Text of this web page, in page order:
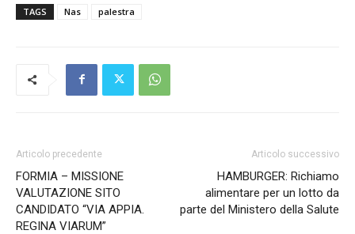
TAGS Nas palestra
Articolo precedente
FORMIA – MISSIONE
VALUTAZIONE SITO
CANDIDATO “VIA APPIA.
REGINA VIARUM”
Articolo successivo
HAMBURGER: Richiamo
alimentare per un lotto da
parte del Ministero della Salute